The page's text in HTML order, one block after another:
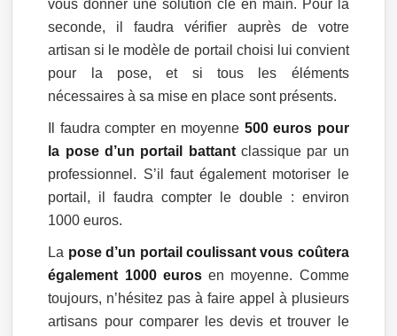
vous donner une solution clé en main. Pour la
seconde, il faudra vérifier auprès de votre
artisan si le modèle de portail choisi lui convient
pour la pose, et si tous les éléments
nécessaires à sa mise en place sont présents.
Il faudra compter en moyenne 500 euros pour
la pose d’un portail battantclassique par un
professionnel. S’il faut également motoriser le
portail, il faudra compter le double : environ
1000 euros.
La pose d’un portail coulissant vous coûtera
également 1000 eurosen moyenne. Comme
toujours, n’hésitez pas à faire appel à plusieurs
artisans pour comparer les devis et trouver le